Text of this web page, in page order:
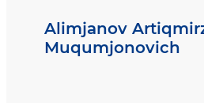
Alimjanov
Muqumjonovich